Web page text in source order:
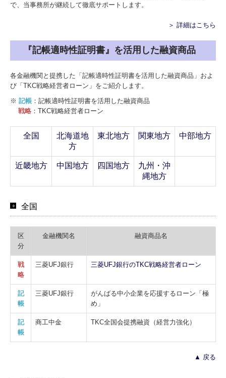
で、当事務所が継続して徹底サポートします。
＞ 詳細はこちら
『記帳適時性証明書』を活用した融資商品
各金融機関と提携した「記帳適時性証明書を活用した融資商品」およ
び「TKC戦略経営者ローン」をご紹介します。
※ 記帳 ：記帳適時性証明書を活用した融資商品
戦略 ：TKC戦略経営者ローン
全国
北海道地
方
東北地方 関東地方 中部地方
近畿地方 中国地方 四国地方
九州・沖
縄地方
全国
区
分
金融機関名 融資商品名
戦
略
三菱UFJ銀行 三菱UFJ銀行のTKC戦略経営者ローン
記
帳
三菱UFJ銀行
がんばる中小企業を応援するローン「極
め」
記
帳
商工中金 TKC全国会提携融資（経営力強化）
▲ 戻る